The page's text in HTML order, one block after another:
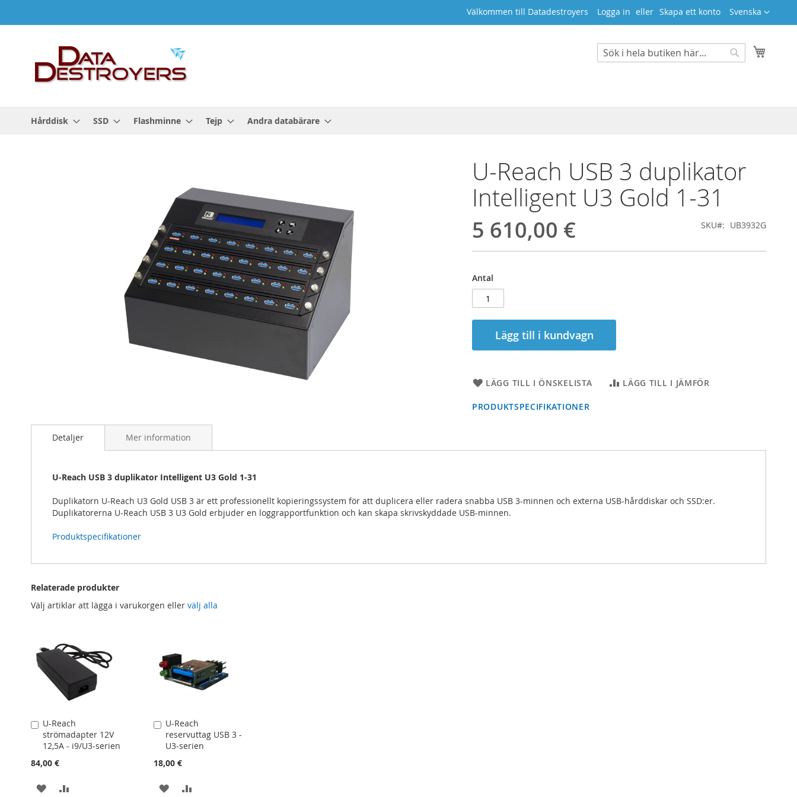
till
Språk
Svenska
Välkommen till Datadestroyers Logga in Skapa ett konto
Search
Hårddisk SSD Flashminne Tejp Andra databärare
U-Reach USB 3 duplikator
Intelligent U3 Gold 1-31
5 610,00 € SKU UB3932G
Antal
Lägg till i kundvagn
LÄGG TILL I ÖNSKELISTA LÄGG TILL I JÄMFÖR
PRODUKTSPECIFIKATIONER
till
börjanDetaljer
U-Reach USB 3 duplikator Intelligent U3 Gold 1-31
Duplikatorn U-Reach U3 Gold USB 3 är ett professionellt kopieringssystem för att duplicera eller radera snabba USB 3-minnen och externa USB-hårddiskar och SSD:er.
Duplikatorerna U-Reach USB 3 U3 Gold erbjuder en loggrapportfunktion och kan skapa skrivskyddade USB-minnen.
Produktspecifikationer
Mer information
Relaterade produkter
Välj artiklar att lägga i varukorgen eller välj alla
U-Reach
strömadapter 12V
12,5A - i9/U3-serien
84,00 €
Lägg
till
kundvagn
LÄGG
U-Reach
reservuttag USB 3 -
U3-serien
18,00 €
Lägg
till
kundvagn
LÄGG